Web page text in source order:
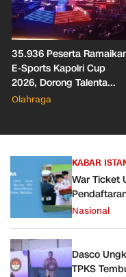
35.936 Peserta
E-Sports Kapolri Cup
2026, Dorong Talenta
Digital dan Keamanan
Olahraga
KABAR
War Ticket
Nasional
Dasco
TPKS